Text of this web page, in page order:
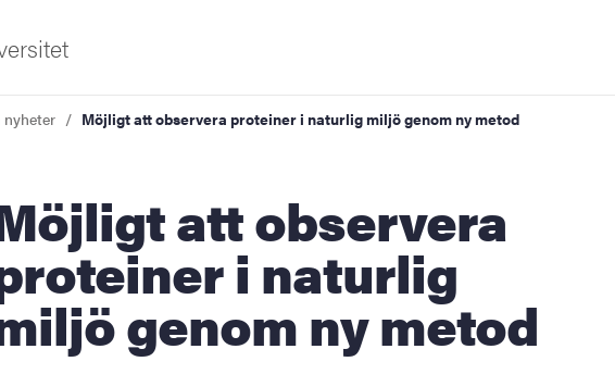
innovation
nyheter Möjligt att observera proteiner i naturlig miljö genom ny metod
observera
i naturlig
genom ny metod